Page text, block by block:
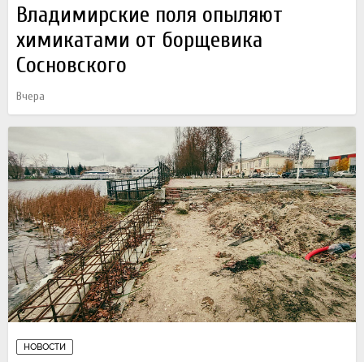
Владимирские поля опыляют
химикатами от борщевика
Сосновского
Вчера
НОВОСТИ